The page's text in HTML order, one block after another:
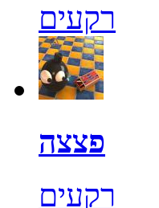
רקעים
פצצה
רקעים